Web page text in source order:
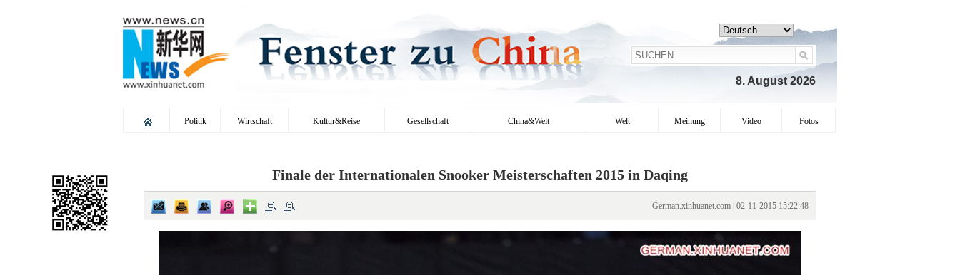
8. August 2026
Politik Wirtschaft Kultur&Reise Gesellschaft China&Welt Welt Meinung Video Fotos
Finale der Internationalen Snooker Meisterschaften 2015 in Daqing
German.xinhuanet.com | 02-11-2015 15:22:48